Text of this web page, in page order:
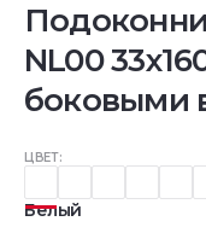
NL00
боковыми
ЦВЕТ:
Белый